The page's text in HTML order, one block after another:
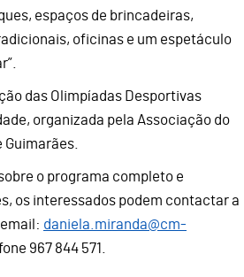
espaços de brincadeiras,
oficinas e um espetáculo
das Olimpíadas Desportivas
organizada pela Associação do
o programa completo e
os interessados podem contactar a
daniela.miranda@cm-
967 844 571.